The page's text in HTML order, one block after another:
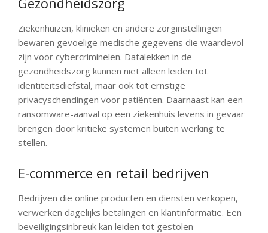
Ziekenhuizen, klinieken en andere zorginstellingen
bewaren gevoelige medische gegevens die waardevol
zijn voor cybercriminelen. Datalekken in de
gezondheidszorg kunnen niet alleen leiden tot
identiteitsdiefstal, maar ook tot ernstige
privacyschendingen voor patiënten. Daarnaast kan een
ransomware-aanval op een ziekenhuis levens in gevaar
brengen door kritieke systemen buiten werking te
stellen.
E-commerce en retail bedrijven
Bedrijven die online producten en diensten verkopen,
verwerken dagelijks betalingen en klantinformatie. Een
beveiligingsinbreuk kan leiden tot gestolen